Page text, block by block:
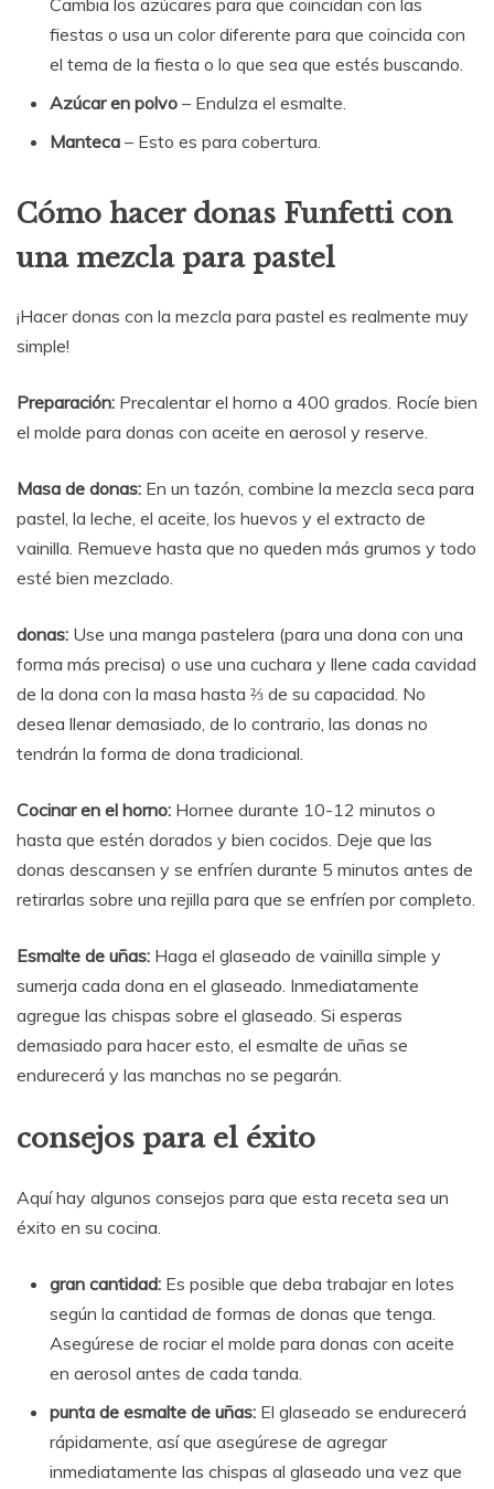
fiestas o usa un color diferente para que coincida con
el tema de la fiesta o lo que sea que estés buscando.
Azúcar en polvo – Endulza el esmalte.
Manteca – Esto es para cobertura.
Cómo hacer donas Funfetti con
una mezcla para pastel
¡Hacer donas con la mezcla para pastel es realmente muy
simple!
Preparación: Precalentar el horno a 400 grados. Rocíe bien
el molde para donas con aceite en aerosol y reserve.
Masa de donas: En un tazón, combine la mezcla seca para
pastel, la leche, el aceite, los huevos y el extracto de
vainilla. Remueve hasta que no queden más grumos y todo
esté bien mezclado.
donas: Use una manga pastelera (para una dona con una
forma más precisa) o use una cuchara y llene cada cavidad
de la dona con la masa hasta ⅔ de su capacidad. No
desea llenar demasiado, de lo contrario, las donas no
tendrán la forma de dona tradicional.
Cocinar en el horno: Hornee durante 10-12 minutos o
hasta que estén dorados y bien cocidos. Deje que las
donas descansen y se enfríen durante 5 minutos antes de
retirarlas sobre una rejilla para que se enfríen por completo.
Esmalte de uñas: Haga el glaseado de vainilla simple y
sumerja cada dona en el glaseado. Inmediatamente
agregue las chispas sobre el glaseado. Si esperas
demasiado para hacer esto, el esmalte de uñas se
endurecerá y las manchas no se pegarán.
consejos para el éxito
Aquí hay algunos consejos para que esta receta sea un
éxito en su cocina.
gran cantidad: Es posible que deba trabajar en lotes
según la cantidad de formas de donas que tenga.
Asegúrese de rociar el molde para donas con aceite
en aerosol antes de cada tanda.
punta de esmalte de uñas: El glaseado se endurecerá
rápidamente, así que asegúrese de agregar
inmediatamente las chispas al glaseado una vez que